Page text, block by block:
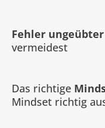
Fehler
vermeidest
Das richtige
Mindset richtig